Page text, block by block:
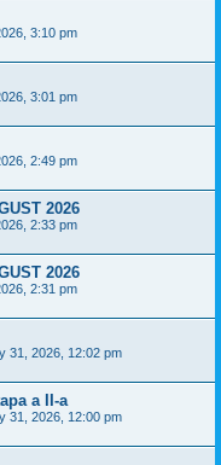
3:10 pm
3:01 pm
2:49 pm
2026
2:33 pm
2026
2:31 pm
31, 2026, 12:02 pm
a II-a
31, 2026, 12:00 pm